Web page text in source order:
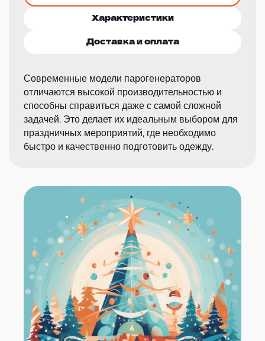
Характеристики
Доставка и оплата
Современные модели парогенераторов
отличаются высокой производительностью и
способны справиться даже с самой сложной
задачей. Это делает их идеальным выбором для
праздничных мероприятий, где необходимо
быстро и качественно подготовить одежду.